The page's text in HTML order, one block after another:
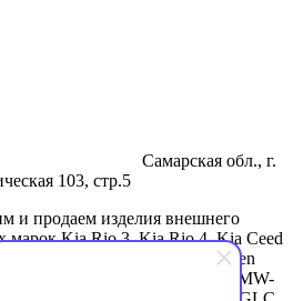
Самарская обл., г.
103, стр.5
и продаем изделия внешнего
марок Kia Rio 3, Kia Rio 4, Kia Ceed
Ceed 3 CD Хетчбэк, Volkswagen
Спойлеры для BMW-3(f30), BMW-